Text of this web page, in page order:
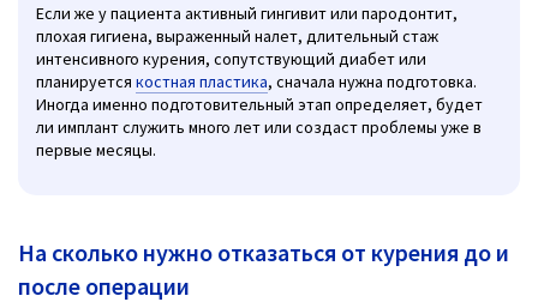
Если же у пациента активный гингивит или пародонтит,
плохая гигиена, выраженный налет, длительный стаж
интенсивного курения, сопутствующий диабет или
планируется костная пластика, сначала нужна подготовка.
Иногда именно подготовительный этап определяет, будет
ли имплант служить много лет или создаст проблемы уже в
первые месяцы.
На сколько нужно отказаться от курения до и
после операции